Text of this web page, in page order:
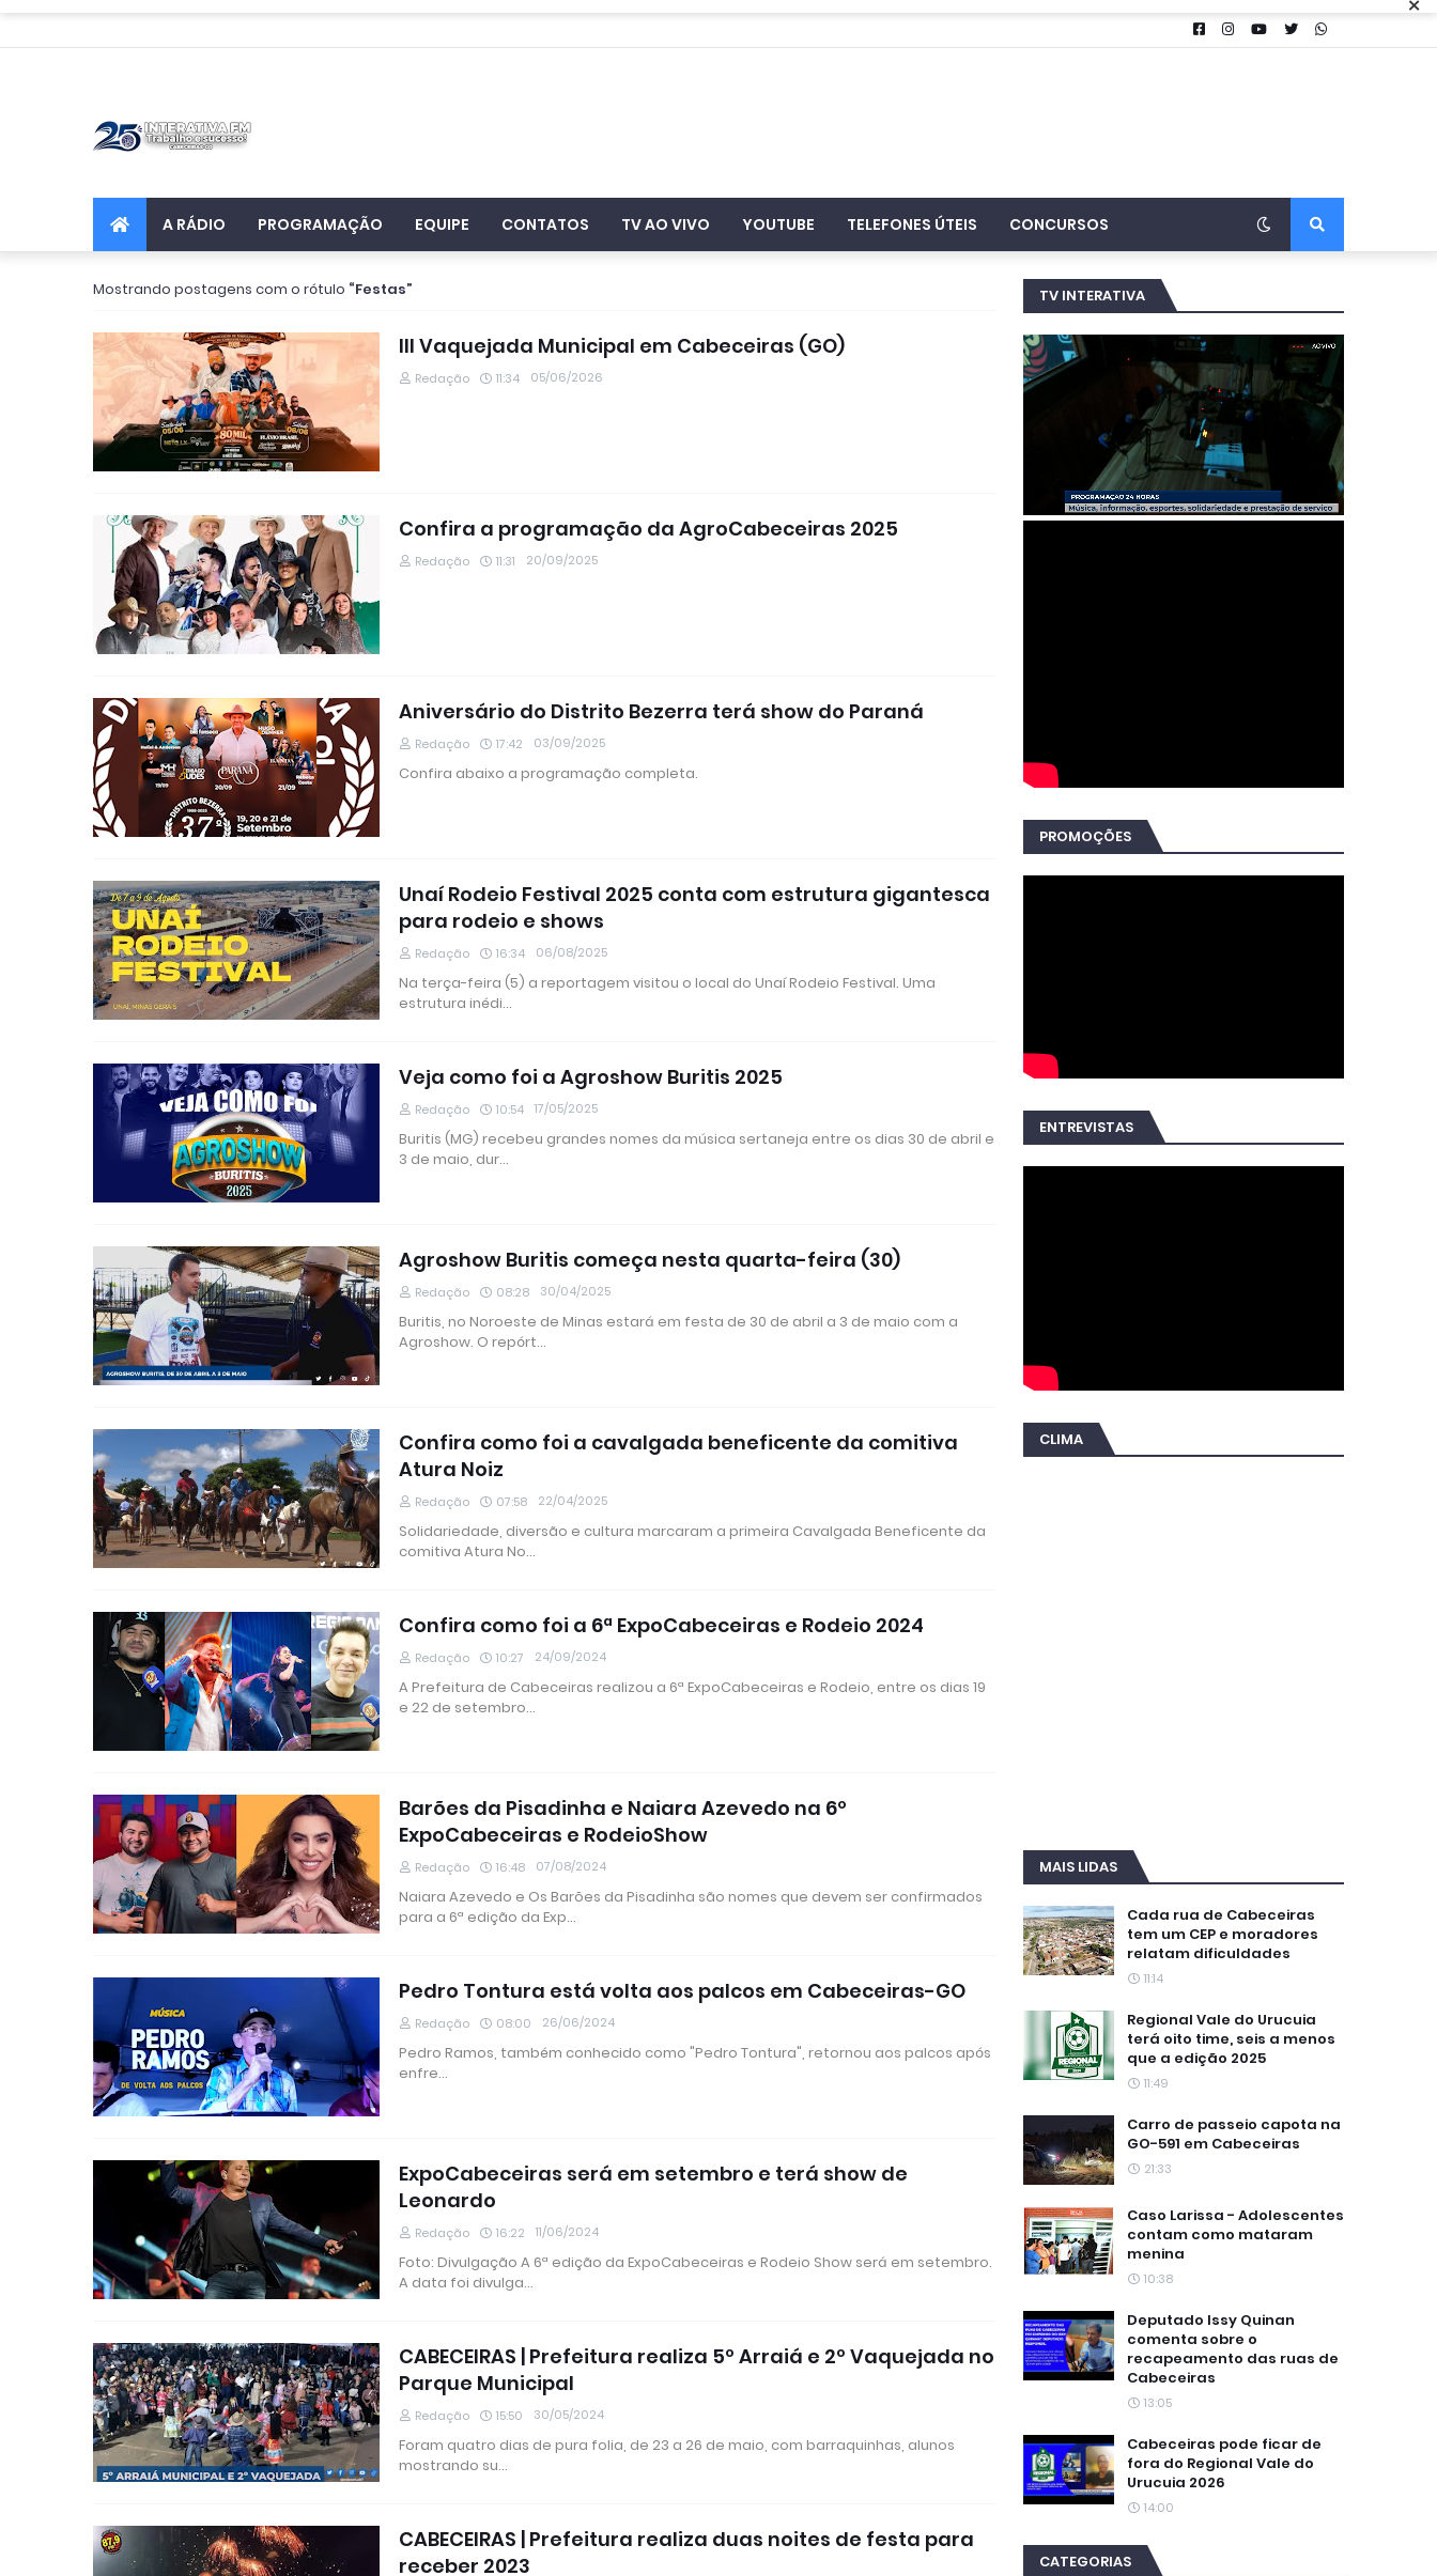
A RÁDIO PROGRAMAÇÃO EQUIPE CONTATOS TV AO VIVO YOUTUBE TELEFONES ÚTEIS CONCURSOS
Mostrando postagens com o rótulo Festas
III Vaquejada Municipal em Cabeceiras (GO)
Redação 11:34 05/06/2026
Confira a programação da AgroCabeceiras 2025
Redação 11:31 20/09/2025
Aniversário do Distrito Bezerra terá show do Paraná
Redação 17:42 03/09/2025
Confira abaixo a programação completa.
Unaí Rodeio Festival 2025 conta com estrutura gigantesca
para rodeio e shows
Redação 16:34 06/08/2025
Na terça-feira (5) a reportagem visitou o local do Unaí Rodeio Festival. Uma
estrutura inédi…
Veja como foi a Agroshow Buritis 2025
Redação 10:54 17/05/2025
Buritis (MG) recebeu grandes nomes da música sertaneja entre os dias 30 de abril e
3 de maio, dur…
Agroshow Buritis começa nesta quarta-feira (30)
Redação 08:28 30/04/2025
Buritis, no Noroeste de Minas estará em festa de 30 de abril a 3 de maio com a
Agroshow. O repórt…
Confira como foi a cavalgada beneficente da comitiva
Atura Noiz
Redação 07:58 22/04/2025
Solidariedade, diversão e cultura marcaram a primeira Cavalgada Beneficente da
comitiva Atura No…
Confira como foi a 6ª ExpoCabeceiras e Rodeio 2024
Redação 10:27 24/09/2024
A Prefeitura de Cabeceiras realizou a 6ª ExpoCabeceiras e Rodeio, entre os dias 19
e 22 de setembro…
Barões da Pisadinha e Naiara Azevedo na 6º
ExpoCabeceiras e RodeioShow
Redação 16:48 07/08/2024
Naiara Azevedo e Os Barões da Pisadinha são nomes que devem ser confirmados
para a 6ª edição da Exp…
Pedro Tontura está volta aos palcos em Cabeceiras-GO
Redação 08:00 26/06/2024
Pedro Ramos, também conhecido como "Pedro Tontura", retornou aos palcos após
enfre…
ExpoCabeceiras será em setembro e terá show de
Leonardo
Redação 16:22 11/06/2024
Foto: Divulgação A 6ª edição da ExpoCabeceiras e Rodeio Show será em setembro.
A data foi divulga…
CABECEIRAS | Prefeitura realiza 5º Arraiá e 2º Vaquejada no
Parque Municipal
Redação 15:50 30/05/2024
Foram quatro dias de pura folia, de 23 a 26 de maio, com barraquinhas, alunos
mostrando su…
CABECEIRAS | Prefeitura realiza duas noites de festa para
receber 2023
TV INTERATIVA
PROMOÇÕES
ENTREVISTAS
CLIMA
MAIS LIDAS
Cada rua de Cabeceiras
tem um CEP e moradores
relatam dificuldades
11:14
Regional Vale do Urucuia
terá oito time, seis a menos
que a edição 2025
11:49
Carro de passeio capota na
GO-591 em Cabeceiras
21:33
Caso Larissa - Adolescentes
contam como mataram
menina
10:38
Deputado Issy Quinan
comenta sobre o
recapeamento das ruas de
Cabeceiras
13:05
Cabeceiras pode ficar de
fora do Regional Vale do
Urucuia 2026
14:00
CATEGORIAS